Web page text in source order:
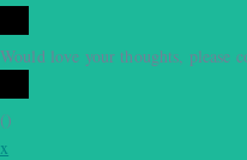
Would love your thoughts, please
()
x